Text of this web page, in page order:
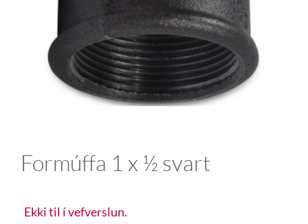
Formúffa 1 x ½ svart
Ekki til í vefverslun.